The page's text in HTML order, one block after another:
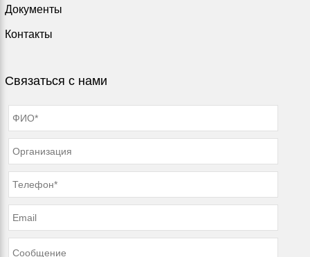
Документы
Контакты
Связаться с нами